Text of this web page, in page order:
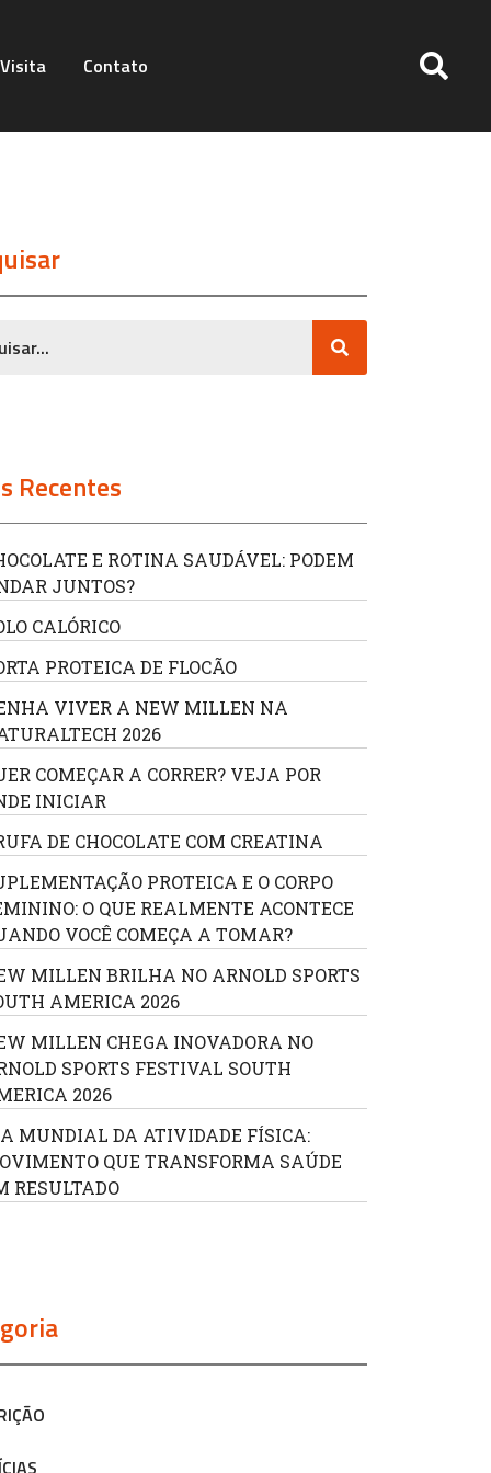
Contato
Recentes
E ROTINA SAUDÁVEL: PODEM
JUNTOS?
CALÓRICO
PROTEICA DE FLOCÃO
VIVER A NEW MILLEN NA
2026
COMEÇAR A CORRER? VEJA POR
INICIAR
DE CHOCOLATE COM CREATINA
PROTEICA E O CORPO
O QUE REALMENTE ACONTECE
VOCÊ COMEÇA A TOMAR?
MILLEN BRILHA NO ARNOLD SPORTS
AMERICA 2026
MILLEN CHEGA INOVADORA NO
SPORTS FESTIVAL SOUTH
2026
MUNDIAL DA ATIVIDADE FÍSICA:
QUE TRANSFORMA SAÚDE
RESULTADO